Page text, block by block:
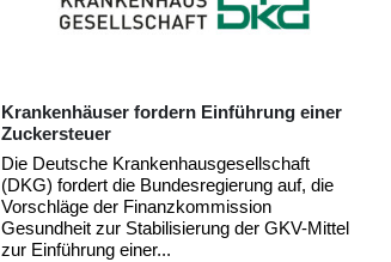
Massive Kürzungen in Umbruchzeiten,
Krankenhäuser werden doppelt belastet –
Kommissionsvorschläge steigern
Bürokratie
Die Deutsche Krankenhausgesellschaft
(DKG) blickt mit großer Sorge auf die
Vorschläge der GKV-Finanzkommission. Die